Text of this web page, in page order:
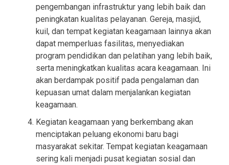
pengembangan infrastruktur yang lebih baik dan
peningkatan kualitas pelayanan. Gereja, masjid,
kuil, dan tempat kegiatan keagamaan lainnya akan
dapat memperluas fasilitas, menyediakan
program pendidikan dan pelatihan yang lebih baik,
serta meningkatkan kualitas acara keagamaan. Ini
akan berdampak positif pada pengalaman dan
kepuasan umat dalam menjalankan kegiatan
keagamaan.
Kegiatan keagamaan yang berkembang akan
menciptakan peluang ekonomi baru bagi
masyarakat sekitar. Tempat kegiatan keagamaan
sering kali menjadi pusat kegiatan sosial dan